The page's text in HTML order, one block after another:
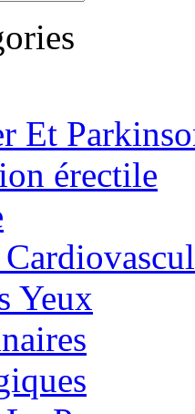
Et
érectile
Yeux